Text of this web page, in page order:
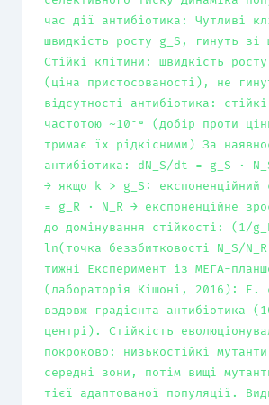
час дії антибіотика: Чутливі
швидкість росту g_S, гинуть зі
Стійкі клітини: швидкість
(ціна пристосованості), не
відсутності антибіотика:
частотою ~10⁻⁸ (добір проти
тримає їх рідкісними) За
антибіотика: dN_S/dt = g_S ·
→ якщо k > g_S: експоненційний
= g_R · N_R → експоненційне
до домінування стійкості: (1/
ln(точка беззбитковості N_S/
тижні Експеримент із МЕГА-
(лабораторія Кішоні, 2016):
вздовж градієнта антибіотика
центрі). Стійкість
покроково: низькостійкі
середні зони, потім вищі
тієї адаптованої популяції.